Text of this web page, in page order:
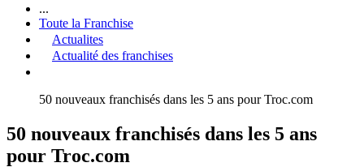
...
Toute la Franchise
Actualites
Actualité des franchises
50 nouveaux franchisés dans les 5 ans pour Troc.com
50 nouveaux franchisés dans les 5 ans
pour Troc.com